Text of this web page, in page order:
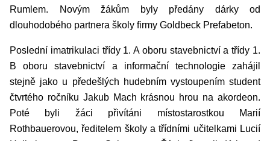
Rumlem. Novým žákům byly předány dárky od
dlouhodobého partnera školy firmy Goldbeck Prefabeton.
Poslední imatrikulaci třídy 1. A oboru stavebnictví a třídy 1.
B oboru stavebnictví a informační technologie zahájil
stejně jako u předešlých hudebním vystoupením student
čtvrtého ročníku Jakub Mach krásnou hrou na akordeon.
Poté byli žáci přivítáni místostarostkou Marií
Rothbauerovou, ředitelem školy a třídními učitelkami Lucií